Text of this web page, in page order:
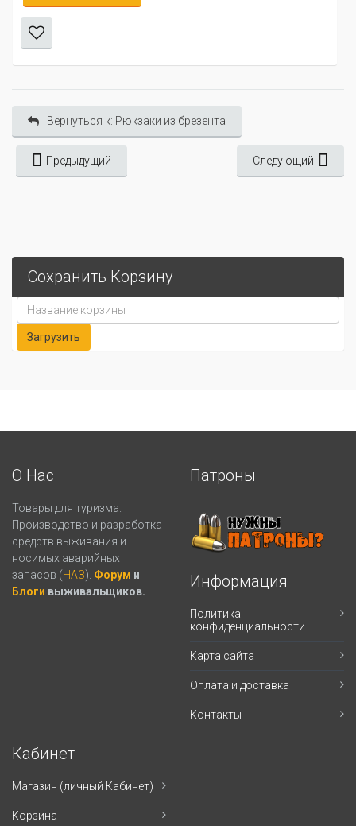
Вернуться к: Рюкзаки из брезента
Предыдущий Следующий
Сохранить Корзину
О Нас
Товары для туризма.
Производство и разработка
средств выживания и
носимых аварийных
запасов (НАЗ). Форум и
Блоги выживальщиков.
Патроны
Информация
Политика
конфиденциальности
Карта сайта
Оплата и доставка
Контакты
Кабинет
Магазин (личный Кабинет)
Корзина